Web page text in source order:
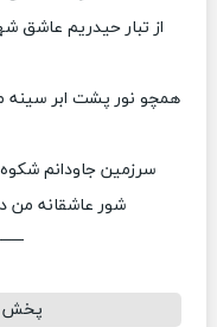
از تبار حیدریم عاشق
همچو نور پشت ابر سینه
سرزمین جاودانم شکوه
شور عاشقانه من
پخش